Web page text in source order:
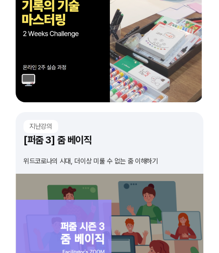
지난강의
[퍼줌 3] 줌 베이직
위드코로나의 시대, 더이상 미룰 수 없는 줌 이해하기